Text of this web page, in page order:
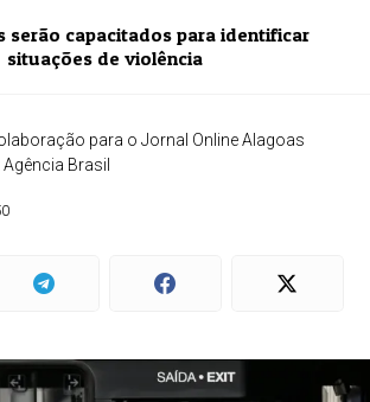
serão capacitados para identificar
situações de violência
para o Jornal Online Alagoas
Agência Brasil